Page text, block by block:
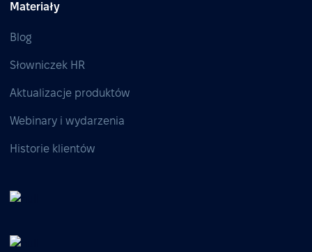
Materiały
Blog
Słowniczek HR
Aktualizacje produktów
Webinary i wydarzenia
Historie klientów